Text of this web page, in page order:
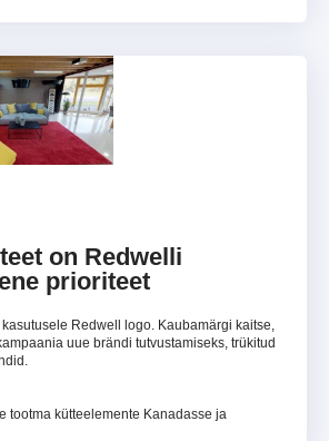
on Redwelli
prioriteet
Redwell logo. Kaubamärgi kaitse,
uue brändi tutvustamiseks, trükitud
tootma kütteelemente Kanadasse ja